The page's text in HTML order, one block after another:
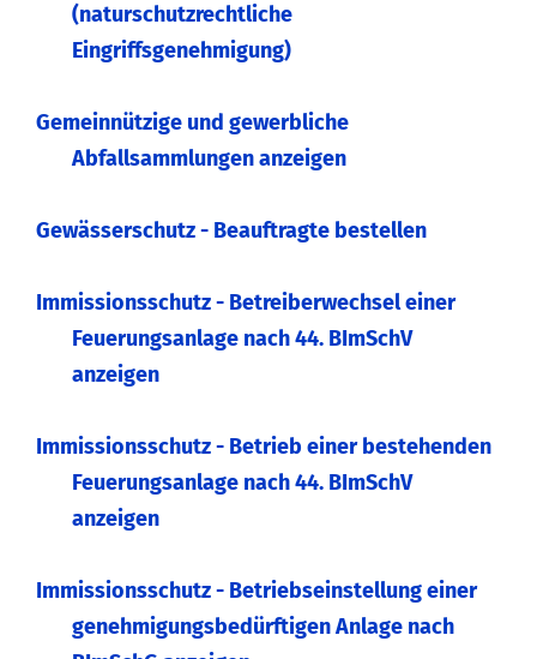
(naturschutzrechtliche
Eingriffsgenehmigung)
Gemeinnützige und gewerbliche
Abfallsammlungen anzeigen
Gewässerschutz - Beauftragte bestellen
Immissionsschutz - Betreiberwechsel einer
Feuerungsanlage nach 44. BImSchV
anzeigen
Immissionsschutz - Betrieb einer bestehenden
Feuerungsanlage nach 44. BImSchV
anzeigen
Immissionsschutz - Betriebseinstellung einer
genehmigungsbedürftigen Anlage nach